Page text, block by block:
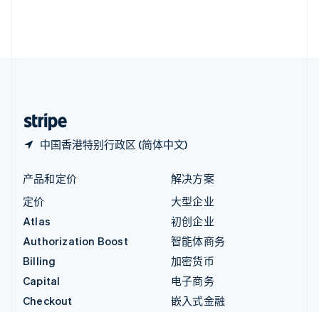
中国香港特别行政区 (简体中文)
产品和定价
定价
Atlas
Authorization Boost
Billing
Capital
Checkout
解决方案
大型企业
初创企业
智能体商务
加密货币
电子商务
嵌入式金融